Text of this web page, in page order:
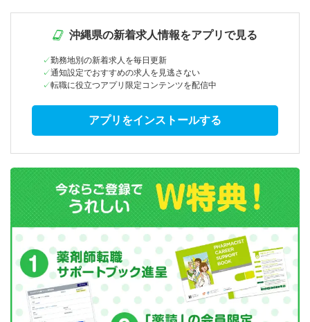
沖縄県の新着求人情報をアプリで見る
勤務地別の新着求人を毎日更新
通知設定でおすすめの求人を見逃さない
転職に役立つアプリ限定コンテンツを配信中
アプリをインストールする